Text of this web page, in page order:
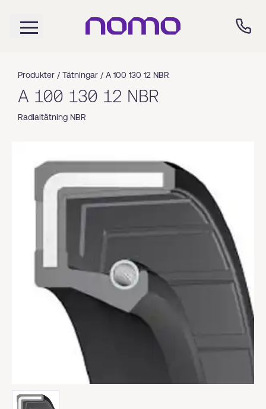
Produkter / Tätningar / A 100 130 12 NBR
A 100 130 12 NBR
Radialtätning NBR